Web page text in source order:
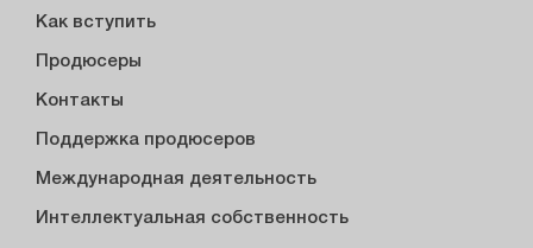
Как вступить
Продюсеры
Контакты
Поддержка продюсеров
Международная деятельность
Интеллектуальная собственность